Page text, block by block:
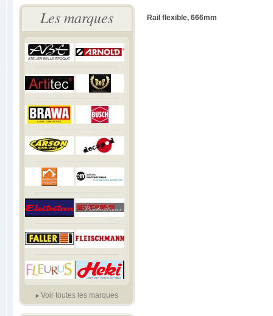
Les marques
Voir toutes les marques
Rail flexible, 666mm